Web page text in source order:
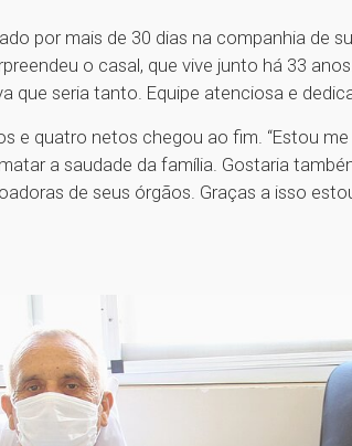
por mais de 30 dias na companhia de
o casal, que vive junto há 33
que seria tanto. Equipe atenciosa e
e quatro netos chegou ao fim. “Estou
a saudade da família. Gostaria
de seus órgãos. Graças a isso